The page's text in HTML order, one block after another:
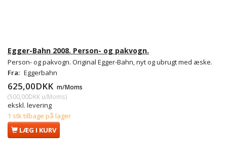
Egger-Bahn 2008. Person- og pakvogn.
Person- og pakvogn. Original Egger-Bahn, nyt og ubrugt med æske.
Fra: Eggerbahn
625,00DKK m/Moms
(500,00DKK u/Moms)
ekskl. levering
1 stk tilbage på lager
LÆG I KURV